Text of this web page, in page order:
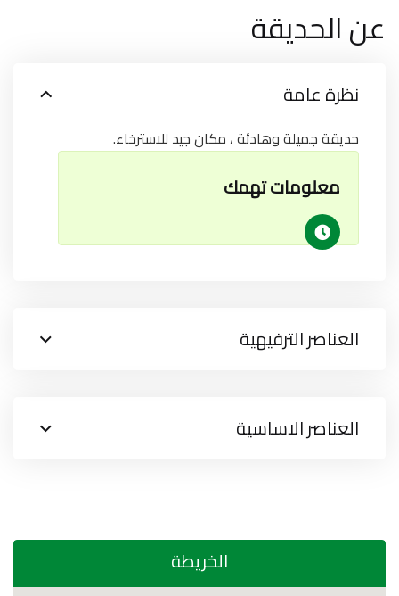
عن الحديقة
نظرة عامة
حديقة جميلة وهادئة ، مكان جيد للاسترخاء.
معلومات تهمك
العناصر الترفيهية
العناصر الاساسية
الخريطة